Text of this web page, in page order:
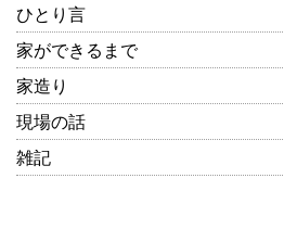
ひとり言
家ができるまで
家造り
現場の話
雑記